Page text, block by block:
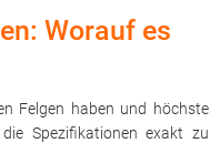
Worauf es
Felgen haben und höchste
Spezifikationen exakt zu